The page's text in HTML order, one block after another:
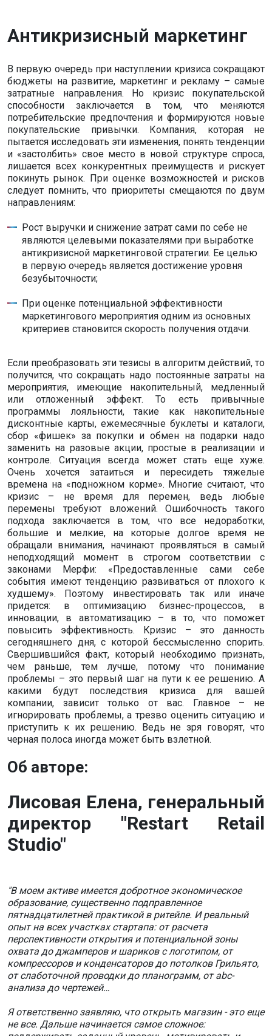
Антикризисный маркетинг
В первую очередь при наступлении кризиса сокращают
бюджеты на развитие, маркетинг и рекламу – самые
затратные направления. Но кризис покупательской
способности заключается в том, что меняются
потребительские предпочтения и формируются новые
покупательские привычки. Компания, которая не
пытается исследовать эти изменения, понять тенденции
и «застолбить» свое место в новой структуре спроса,
лишается всех конкурентных преимуществ и рискует
покинуть рынок. При оценке возможностей и рисков
следует помнить, что приоритеты смещаются по двум
направлениям:
Рост выручки и снижение затрат сами по себе не
являются целевыми показателями при выработке
антикризисной маркетинговой стратегии. Ее целью
в первую очередь является достижение уровня
безубыточности;
При оценке потенциальной эффективности
маркетингового мероприятия одним из основных
критериев становится скорость получения отдачи.
Если преобразовать эти тезисы в алгоритм действий, то
получится, что сокращать надо постоянные затраты на
мероприятия, имеющие накопительный, медленный
или отложенный эффект. То есть привычные
программы лояльности, такие как накопительные
дисконтные карты, ежемесячные буклеты и каталоги,
сбор «фишек» за покупки и обмен на подарки надо
заменить на разовые акции, простые в реализации и
контроле. Ситуация всегда может стать еще хуже.
Очень хочется затаиться и пересидеть тяжелые
времена на «подножном корме». Многие считают, что
кризис – не время для перемен, ведь любые
перемены требуют вложений. Ошибочность такого
подхода заключается в том, что все недоработки,
большие и мелкие, на которые долгое время не
обращали внимания, начинают проявляться в самый
неподходящий момент в строгом соответствии с
законами Мерфи: «Предоставленные сами себе
события имеют тенденцию развиваться от плохого к
худшему». Поэтому инвестировать так или иначе
придется: в оптимизацию бизнес-процессов, в
инновации, в автоматизацию – в то, что поможет
повысить эффективность. Кризис – это данность
сегодняшнего дня, с которой бессмысленно спорить.
Свершившийся факт, который необходимо признать,
чем раньше, тем лучше, потому что понимание
проблемы – это первый шаг на пути к ее решению. А
какими будут последствия кризиса для вашей
компании, зависит только от вас. Главное – не
игнорировать проблемы, а трезво оценить ситуацию и
приступить к их решению. Ведь не зря говорят, что
черная полоса иногда может быть взлетной.
Об авторе:
Лисовая Елена, генеральный
директор "Restart Retail
Studio"
"В моем активе имеется добротное экономическое
образование, существенно подправленное
пятнадцатилетней практикой в ритейле. И реальный
опыт на всех участках стартапа: от расчета
перспективности открытия и потенциальной зоны
охвата до джамперов и шариков с логотипом, от
компрессоров и конденсаторов до потолков Грильято,
от слаботочной проводки до планограмм, от abc-
анализа до чертежей…
Я ответственно заявляю, что открыть магазин - это еще
не все. Дальше начинается самое сложное: